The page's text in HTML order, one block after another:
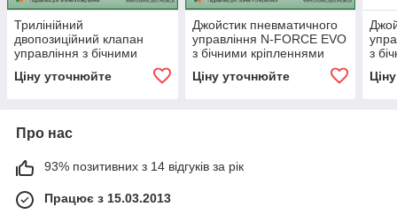
Трилінійний
двопозиційний клапан
управління з бічними
Ціну уточнюйте
Джойстик пневматичного
управління N-FORCE EVO
з бічними кріпленнями
кузова)
Ціну уточнюйте
з
Про нас
93% позитивних з 14 відгуків за рік
Працює з 15.03.2013